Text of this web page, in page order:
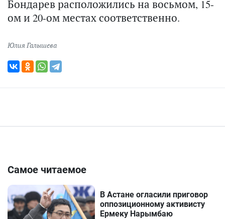
Бондарев расположились на восьмом, 15-
ом и 20-ом местах соответственно.
Юлия Галышева
Самое читаемое
В Астане огласили приговор
оппозиционному активисту
Ермеку Нарымбаю